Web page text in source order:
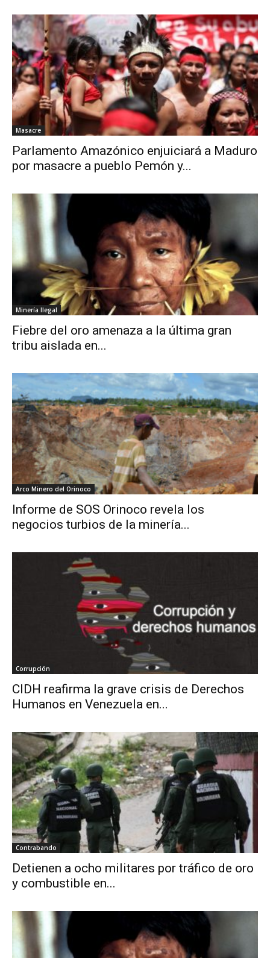
Masacre
Parlamento Amazónico enjuiciará a Maduro
por masacre a pueblo Pemón y...
Minería Ilegal
Fiebre del oro amenaza a la última gran
tribu aislada en...
Arco Minero del Orinoco
Informe de SOS Orinoco revela los
negocios turbios de la minería...
Corrupción
CIDH reafirma la grave crisis de Derechos
Humanos en Venezuela en...
Contrabando
Detienen a ocho militares por tráfico de oro
y combustible en...